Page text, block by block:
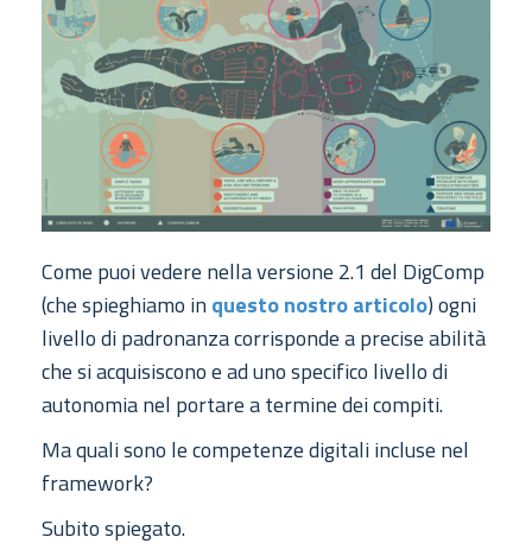
Come puoi vedere nella versione 2.1 del DigComp
(che spieghiamo in questo nostro articolo) ogni
livello di padronanza corrisponde a precise abilità
che si acquisiscono e ad uno specifico livello di
autonomia nel portare a termine dei compiti.
Ma quali sono le competenze digitali incluse nel
framework?
Subito spiegato.